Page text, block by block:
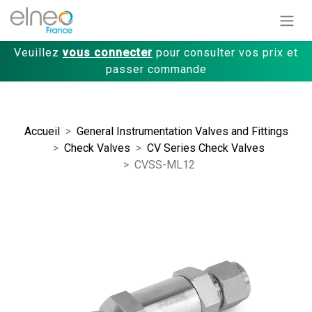
Veuillez vous connecter pour consulter vos prix et
passer commande
Accueil
General Instrumentation Valves and Fittings
Check Valves
CV Series Check Valves
CVSS-ML12